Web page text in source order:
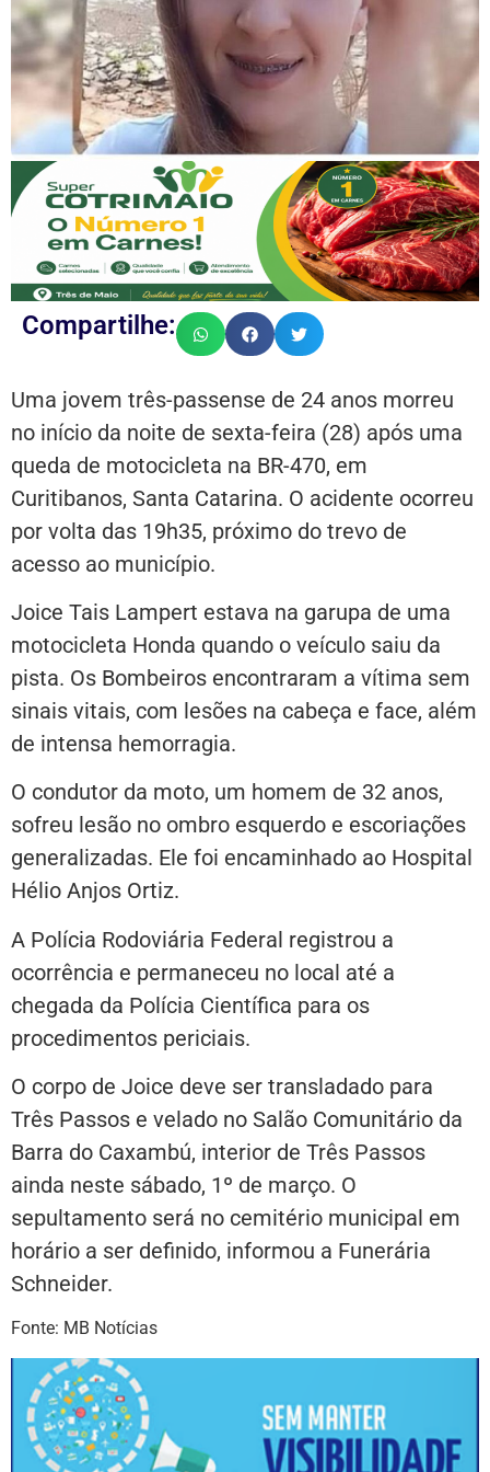
Compartilhe:
Uma jovem três-passense de 24 anos morreu
no início da noite de sexta-feira (28) após uma
queda de motocicleta na BR-470, em
Curitibanos, Santa Catarina. O acidente ocorreu
por volta das 19h35, próximo do trevo de
acesso ao município.
Joice Tais Lampert estava na garupa de uma
motocicleta Honda quando o veículo saiu da
pista. Os Bombeiros encontraram a vítima sem
sinais vitais, com lesões na cabeça e face, além
de intensa hemorragia.
O condutor da moto, um homem de 32 anos,
sofreu lesão no ombro esquerdo e escoriações
generalizadas. Ele foi encaminhado ao Hospital
Hélio Anjos Ortiz.
A Polícia Rodoviária Federal registrou a
ocorrência e permaneceu no local até a
chegada da Polícia Científica para os
procedimentos periciais.
O corpo de Joice deve ser transladado para
Três Passos e velado no Salão Comunitário da
Barra do Caxambú, interior de Três Passos
ainda neste sábado, 1º de março. O
sepultamento será no cemitério municipal em
horário a ser definido, informou a Funerária
Schneider.
Fonte: MB Notícias